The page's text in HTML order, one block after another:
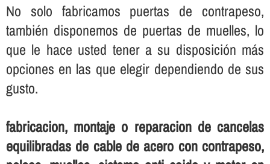
No solo fabricamos puertas de contrapeso,
también disponemos de puertas de muelles, lo
que le hace usted tener a su disposición más
opciones en las que elegir dependiendo de sus
gusto.
fabricacion, montaje o reparacion de cancelas
equilibradas de cable de acero con contrapeso,